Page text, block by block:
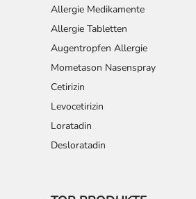
nicht ohne Rücksprache mit
überschritten werden.
mit Flüssigkeit (z.B. 1 Glas
richtet sich nach Art der
Allergie Medikamente
Allergie Tabletten
Augentropfen Allergie
Mometason Nasenspray
Cetirizin
Levocetirizin
Loratadin
Desloratadin